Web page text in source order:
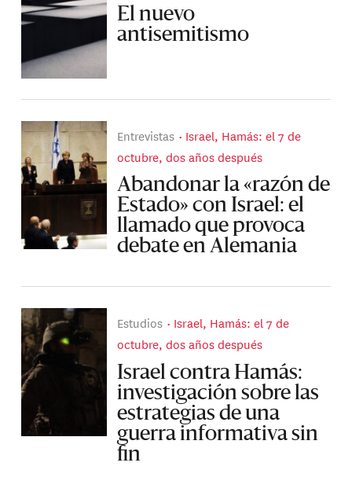
El nuevo
antisemitismo
Entrevistas
Israel, Hamás: el 7 de
octubre, dos años después
Abandonar la «razón de
Estado» con Israel: el
llamado que provoca
debate en Alemania
Estudios
Israel, Hamás: el 7 de
octubre, dos años después
Israel contra Hamás:
investigación sobre las
estrategias de una
guerra informativa sin
fin